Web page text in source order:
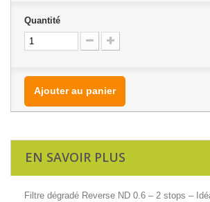
Quantité
Ajouter au panier
EN SAVOIR PLUS
Filtre dégradé Reverse ND 0.6 – 2 stops –